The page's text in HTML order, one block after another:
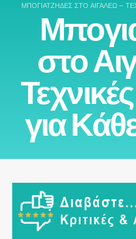
ΜΠΟΓΙΑΤΖΉΔΕΣ ΣΤΟ ΑΙΓΆΛΕΩ –
στο
για